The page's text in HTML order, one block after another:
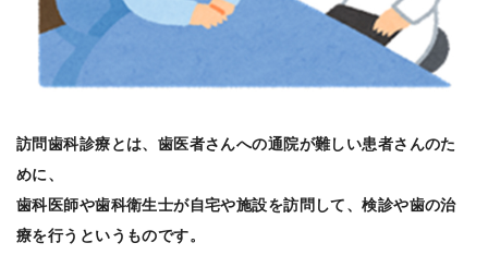
訪問歯科診療とは、歯医者さんへの通院が難しい患者さんのた
めに、
歯科医師や歯科衛生士が自宅や施設を訪問して、検診や歯の治
療を行うというものです。